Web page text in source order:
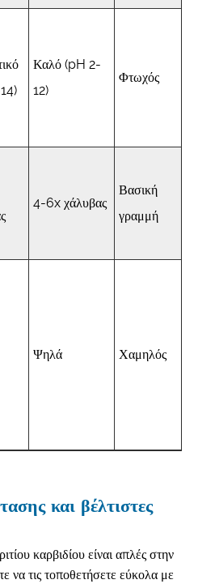
Καλό (pH 2-
12)
Φτωχός
4-6x χάλυβας
Βασική
γραμμή
Ψηλά Χαμηλός
και βέλτιστες
καρβιδίου είναι απλές στην
να τις τοποθετήσετε εύκολα με